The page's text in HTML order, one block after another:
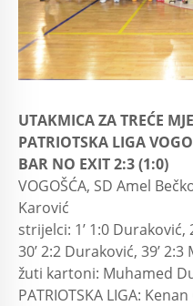
UTAKMICA ZA TREĆE
PATRIOTSKA LIGA
BAR NO EXIT 2:3 (1:0)
VOGOŠĆA, SD Amel
Karović
strijelci: 1’ 1:0 Duraković,
30’ 2:2 Duraković, 39’ 2:3
žuti kartoni: Muhamed
PATRIOTSKA LIGA: